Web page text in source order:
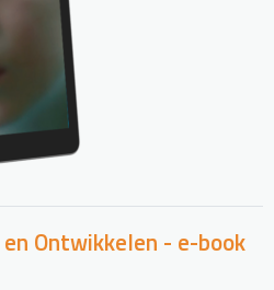
Ontwikkelen - e-book